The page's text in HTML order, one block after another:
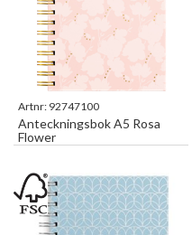
Artnr: 92747100
Anteckningsbok A5 Rosa
Flower